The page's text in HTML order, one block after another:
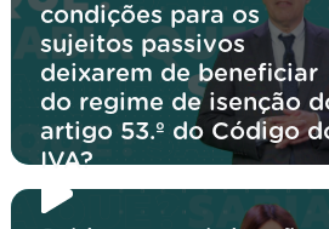
condições para os
sujeitos passivos
deixarem de beneficiar
do regime de isenção
artigo 53.º do Código
IVA?